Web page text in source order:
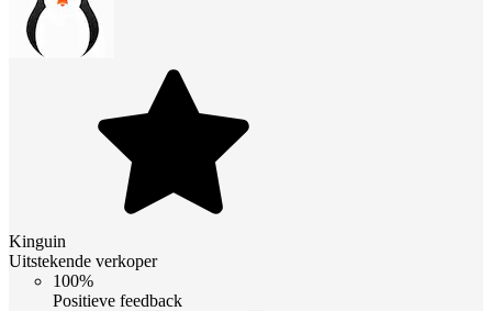
Kinguin
Uitstekende verkoper
100%
Positieve feedback